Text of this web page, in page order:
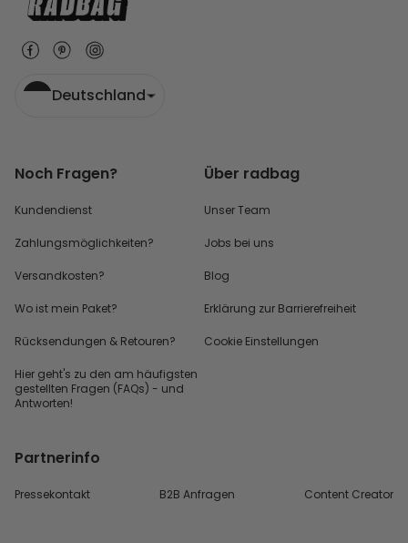
Deutschland
Noch Fragen?
Kundendienst
Zahlungsmöglichkeiten?
Versandkosten?
Wo ist mein Paket?
Rücksendungen & Retouren?
Hier geht's zu den am häufigsten
gestellten Fragen (FAQs) - und
Antworten!
Über radbag
Unser Team
Jobs bei uns
Blog
Erklärung zur Barrierefreiheit
Cookie Einstellungen
Partnerinfo
Pressekontakt B2B Anfragen Content Creator